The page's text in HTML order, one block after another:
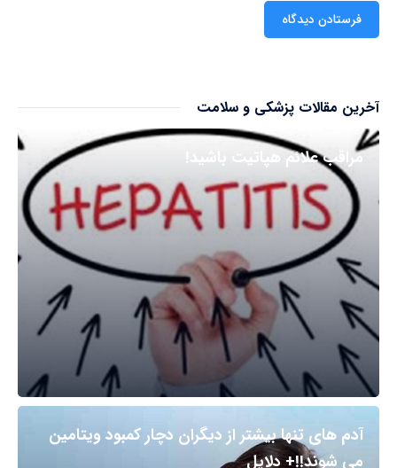
آخرین مقالات پزشکی و سلامت
مراقب علائم هپاتیت باشید!
آدم های تنها بیشتر از دیگران دچار کمبود ویتامین
می شوند!!+ دلایل